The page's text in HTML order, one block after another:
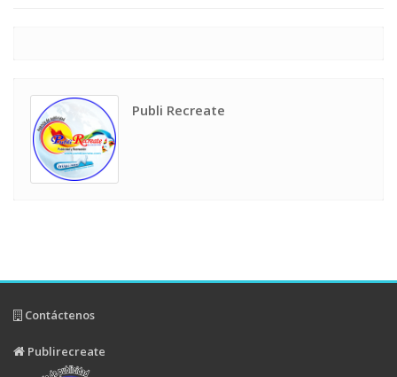
Publi Recreate
Contáctenos
Publirecreate